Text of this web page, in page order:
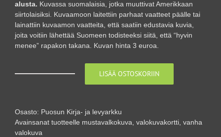
alusta. Kuvassa suomalaisia, jotka muuttivat Amerikkaan
siirtolaisiksi. Kuvaamoon laitettiin parhaat vaatteet päälle tai
lainattiin kuvaamon vaatteita, että saatiin edustavia kuvia,
joita voitiin lähettää Suomeen todisteeksi siitä, että “hyvin
menee” rapakon takana. Kuvan hinta 3 euroa.
luvun
alku
LISÄÄ OSTOSKORIIN
Osasto: Puosun Kirja- ja levyarkku
Avainsanat tuotteelle mustavalkokuva valokuvakortti vanha
valokuva